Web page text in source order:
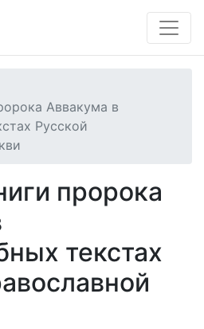
Аввакума в
Русской
пророка
текстах